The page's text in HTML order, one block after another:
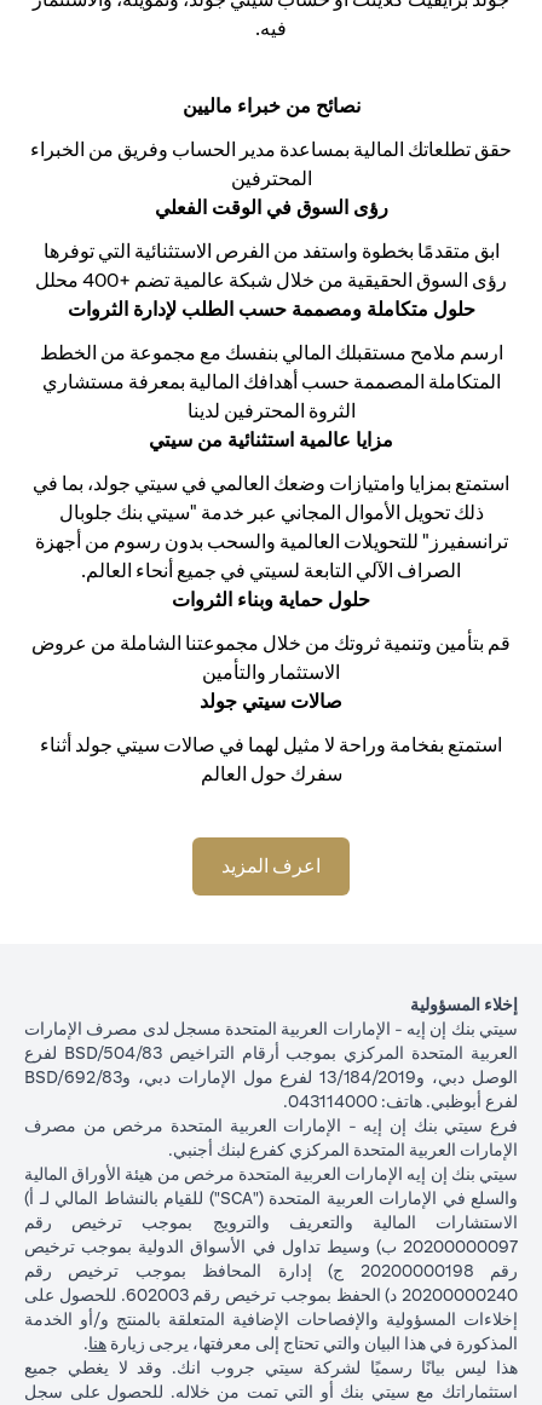
فيه.
نصائح من خبراء ماليين
حقق تطلعاتك المالية بمساعدة مدير الحساب وفريق من الخبراء
المحترفين
رؤى السوق في الوقت الفعلي
ابق متقدمًا بخطوة واستفد من الفرص الاستثنائية التي توفرها
رؤى السوق الحقيقية من خلال شبكة عالمية تضم +400 محلل
حلول متكاملة ومصممة حسب الطلب لإدارة الثروات
ارسم ملامح مستقبلك المالي بنفسك مع مجموعة من الخطط
المتكاملة المصممة حسب أهدافك المالية بمعرفة مستشاري
الثروة المحترفين لدينا
مزايا عالمية استثنائية من سيتي
استمتع بمزايا وامتيازات وضعك العالمي في سيتي جولد، بما في
ذلك تحويل الأموال المجاني عبر خدمة "سيتي بنك جلوبال
ترانسفيرز" للتحويلات العالمية والسحب بدون رسوم من أجهزة
الصراف الآلي التابعة لسيتي في جميع أنحاء العالم.
حلول حماية وبناء الثروات
قم بتأمين وتنمية ثروتك من خلال مجموعتنا الشاملة من عروض
الاستثمار والتأمين
صالات سيتي جولد
استمتع بفخامة وراحة لا مثيل لهما في صالات سيتي جولد أثناء
سفرك حول العالم
اعرف المزيد
إخلاء المسؤولية
سيتي بنك إن إيه - الإمارات العربية المتحدة مسجل لدى مصرف الإمارات
العربية المتحدة المركزي بموجب أرقام التراخيص BSD/504/83 لفرع
الوصل دبي، و13/184/2019 لفرع مول الإمارات دبي، وBSD/692/83
لفرع أبوظبي. هاتف: 043114000.
فرع سيتي بنك إن إيه - الإمارات العربية المتحدة مرخص من مصرف
الإمارات العربية المتحدة المركزي كفرع لبنك أجنبي.
سيتي بنك إن إيه الإمارات العربية المتحدة مرخص من هيئة الأوراق المالية
والسلع في الإمارات العربية المتحدة ("SCA") للقيام بالنشاط المالي لـ أ)
الاستشارات المالية والتعريف والترويج بموجب ترخيص رقم
20200000097 ب) وسيط تداول في الأسواق الدولية بموجب ترخيص
رقم 20200000198 ج) إدارة المحافظ بموجب ترخيص رقم
20200000240 د) الحفظ بموجب ترخيص رقم 602003. للحصول على
إخلاءات المسؤولية والإفصاحات الإضافية المتعلقة بالمنتج و/أو الخدمة
المذكورة في هذا البيان والتي تحتاج إلى معرفتها، يرجى زيارة هنا.
هذا ليس بيانًا رسميًا لشركة سيتي جروب انك. وقد لا يغطي جميع
استثماراتك مع سيتي بنك أو التي تمت من خلاله. للحصول على سجل